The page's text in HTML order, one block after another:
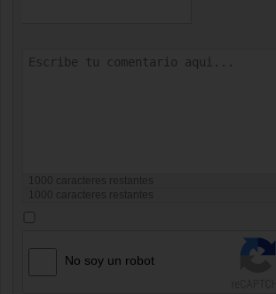
caracteres restantes
caracteres restantes
No soy un robot